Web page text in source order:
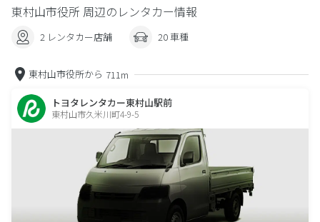
東村山市役所 周辺のレンタカー情報
2 レンタカー店舗 20 車種
東村山市役所から 711m
トヨタレンタカー東村山駅前
東村山市久米川町4-9-5